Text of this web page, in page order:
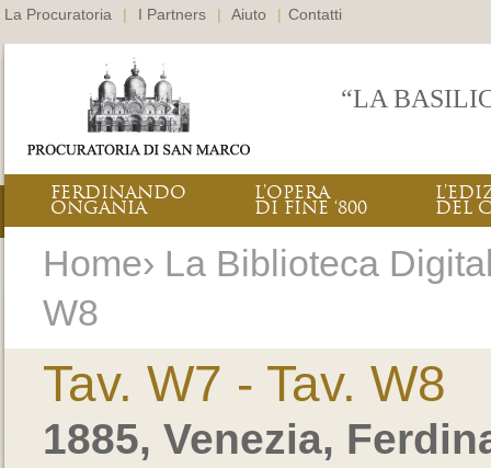
La Procuratoria | I Partners | Aiuto | Contatti
“LA
FERDINANDO
ONGANIA
L’OPERA
DI FINE ‘800 DEL
Home› La Biblioteca
W8
Tav. W7 - Tav. W8
1885, Venezia,